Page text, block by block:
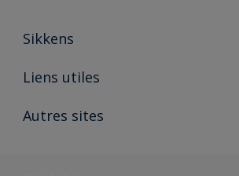
Sikkens
A propos de Sikkens
Liens utiles
Ouvrir un magasin PASS
Autres sites